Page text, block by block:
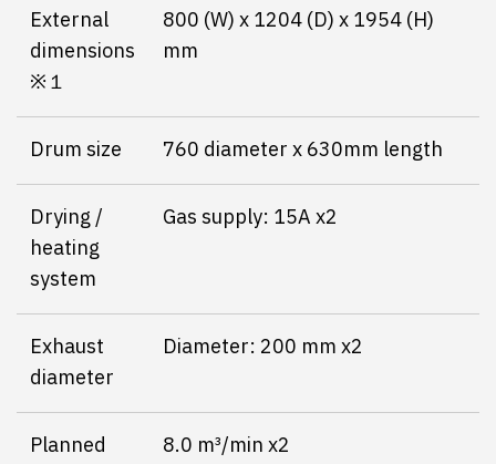
External
dimensions
※１
800 (W) x 1204 (D) x 1954 (H)
mm
Drum size 760 diameter x 630mm length
Drying /
heating
system
Gas supply: 15A x2
Exhaust
diameter
Diameter: 200 mm x2
Planned
8.0 m³/min x2